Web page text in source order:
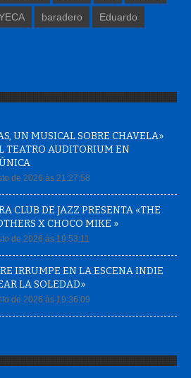
baradero Eduardo
UN MUSICAL SOBRE CHAVELA»
TEATRO AUDITORIUM EN
de 2026 às 21:27:58
CLUB DE JAZZ PRESENTA «THE
X CHOCO MIKE »
de 2026 às 19:53:11
IRRUMPE EN LA ESCENA INDIE
LA SOLEDAD»
de 2026 às 19:36:09